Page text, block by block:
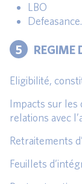
LBO
Defeasance.
5 REGIME
Eligibilité,
Impacts sur les
relations avec
Retraitements
Feuillets